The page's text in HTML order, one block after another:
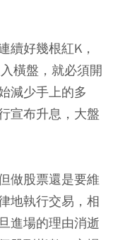
續好幾根紅K，
橫盤，就必須開
減少手上的多
宣布升息，大盤
做股票還是要維
地執行交易，相
進場的理由消逝